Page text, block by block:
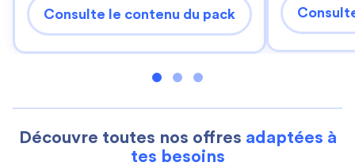
Consulte le contenu du pack
Découvre toutes nos offres adaptées à
tes besoins